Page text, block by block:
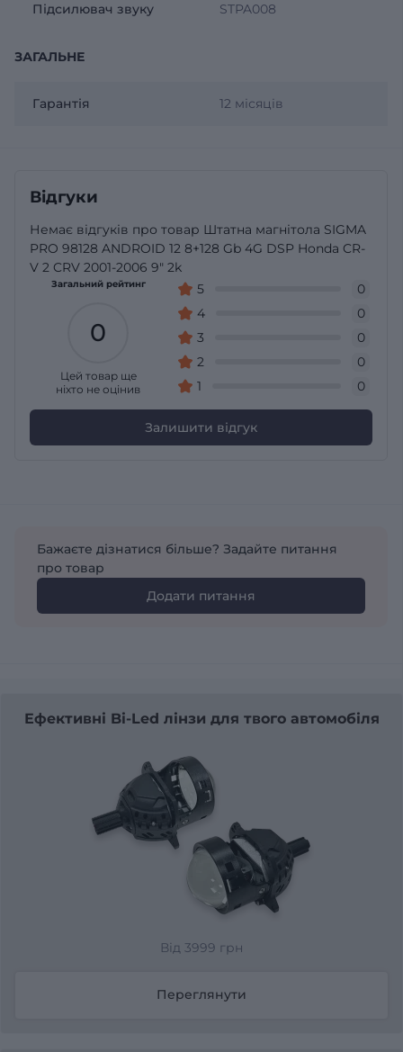
Підсилювач звуку STPA008
ЗАГАЛЬНЕ
Гарантія 12 місяців
Відгуки
Немає відгуків про товар Штатна магнітола SIGMA
PRO 98128 ANDROID 12 8+128 Gb 4G DSP Honda CR-
V 2 CRV 2001-2006 9" 2k
Загальний рейтинг
0
Цей товар ще
ніхто не оцінив
5
0
4
0
3
0
2
0
1
0
Залишити відгук
Бажаєте дізнатися більше? Задайте питання
про товар
Додати питання
Ефективні Bi-Led лінзи для твого автомобіля
Від 3999 грн
Переглянути